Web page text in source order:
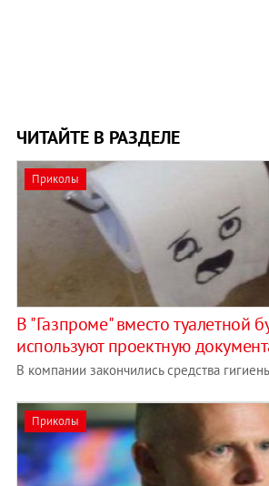
ЧИТАЙТЕ В РАЗДЕЛЕ
Приколы
В "Газпроме" вместо туалетной
используют проектную
В компании закончились средства
Приколы